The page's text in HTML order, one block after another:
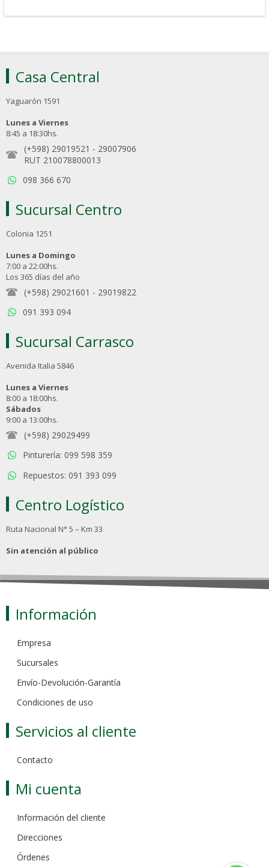
Casa Central
Yaguarón 1591
Lunes a Viernes
8:45 a 18:30hs.
(+598) 29019521 - 29007906
RUT 210078800013
098 366 670
Sucursal Centro
Colonia 1251
Lunes a Domingo
7:00 a 22:00hs.
Los 365 días del año
(+598) 29021601 - 29019822
091 393 094
Sucursal Carrasco
Avenida Italia 5846
Lunes a Viernes
8:00 a 18:00hs.
Sábados
9:00 a 13:00hs.
(+598) 29029499
Pinturería: 099 598 359
Repuestos: 091 393 099
Centro Logístico
Ruta Nacional N° 5 – Km 33
Sin atención al público
Información
Empresa
Sucursales
Envío-Devolución-Garantía
Condiciones de uso
Servicios al cliente
Contacto
Mi cuenta
Información del cliente
Direcciones
Órdenes